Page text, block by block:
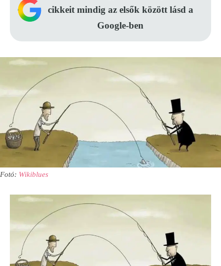
cikkeit mindig az elsők között lásd a
Google-ben
Fotó: Wikiblues